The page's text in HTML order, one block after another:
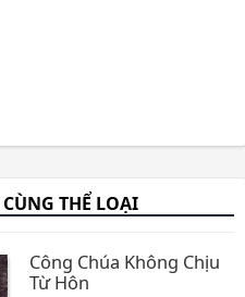
THỂ LOẠI
Công Chúa Không Chịu
Từ Hôn